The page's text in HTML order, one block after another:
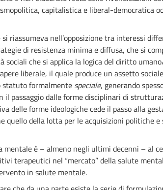
capitalistica e liberal-
riassumeva nell’opposizione tra interessi
di resistenza minima e diffusa, che si
sociali che si applica la logica del diritto
liberale, il quale produce un assetto
formalmente speciale, generando
il passaggio dalle forme disciplinari di
delle forme ideologiche cede il passo alla
quello della lotta per le acquisizioni politiche e
mentale è – almeno negli ultimi decenni – al
terapeutici nel “mercato” della salute
in salute mentale.